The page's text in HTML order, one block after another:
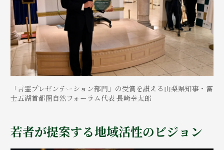
「言霊プレゼンテーション部門」の受賞を讃える山梨県知事・富
士五湖首都圏自然フォーラム代表 長崎幸太郎
若者が提案する地域活性のビジョン